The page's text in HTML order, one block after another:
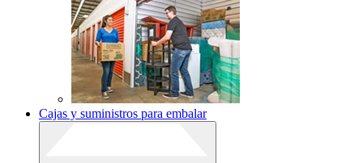
Cajas y suministros para embalar